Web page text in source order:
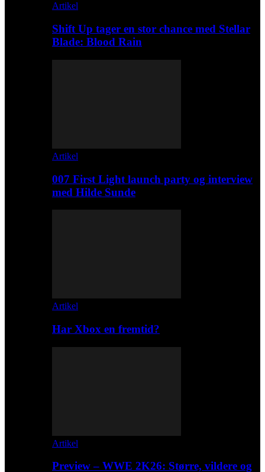
Artikel
Shift Up tager en stor chance med Stellar
Blade: Blood Rain
Artikel
007 First Light launch party og interview
med Hilde Sunde
Artikel
Har Xbox en fremtid?
Artikel
Preview – WWE 2K26: Større, vildere og